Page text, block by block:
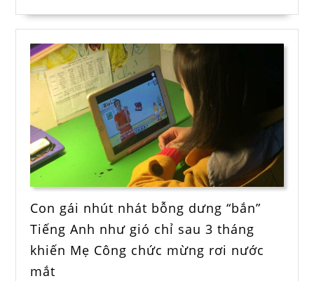
Con gái nhút nhát bỗng dưng “bắn”
Tiếng Anh như gió chỉ sau 3 tháng
khiến Mẹ Công chức mừng rơi nước
mắt